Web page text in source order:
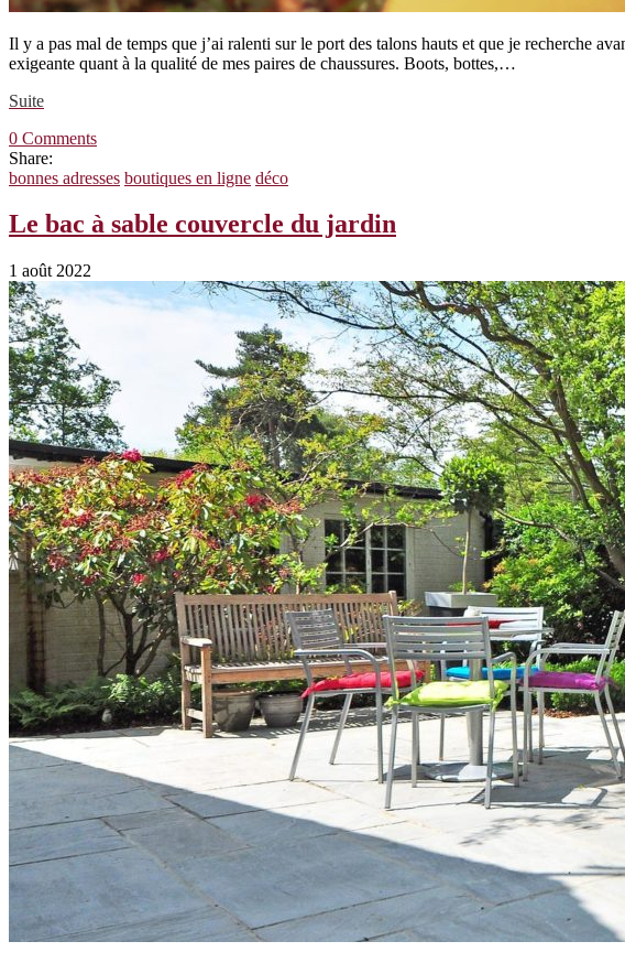
Il y a pas mal de temps que j’ai ralenti sur le port des talons hauts et que je recherche
exigeante quant à la qualité de mes paires de chaussures. Boots, bottes,…
Suite
0 Comments
Share:
bonnes adresses boutiques en ligne déco
Le bac à sable couvercle du jardin
1 août 2022